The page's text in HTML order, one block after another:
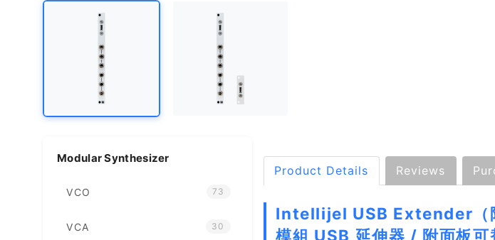
Modular Synthesizer
VCO 73
VCA 30
Product Details Reviews
Intellijel USB Extender（
模組 USB 延伸器 / 附面板可